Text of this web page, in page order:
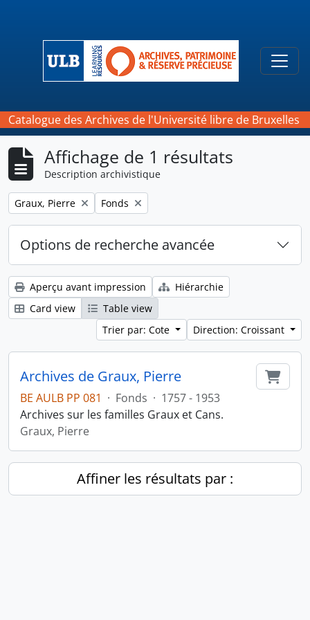
Catalogue des Archives de l'Université libre de Bruxelles
Affichage de 1 résultats
Description archivistique
Remove filter:
Graux, Pierre Remove filter:
Fonds
Options de recherche avancée
Aperçu avant impression
Hiérarchie
Card view
Table view
Trier par: Cote
Direction: Croissant
Archives de Graux, Pierre
BE AULB PP 081 · Fonds · 1757 - 1953
Archives sur les familles Graux et Cans.
Graux, Pierre
Affiner les résultats par :